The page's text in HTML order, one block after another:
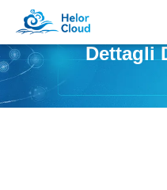
Dettagli